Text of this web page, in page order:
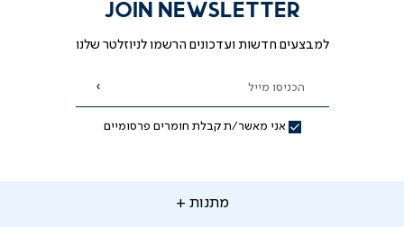
JOIN NEWSLETTER
למבצעים חדשות ועדכונים הרשמו לניוזלטר שלנו
הכניסו מייל
אני מאשר/ת קבלת חומרים פרסומיים
הרשמה
מתנות